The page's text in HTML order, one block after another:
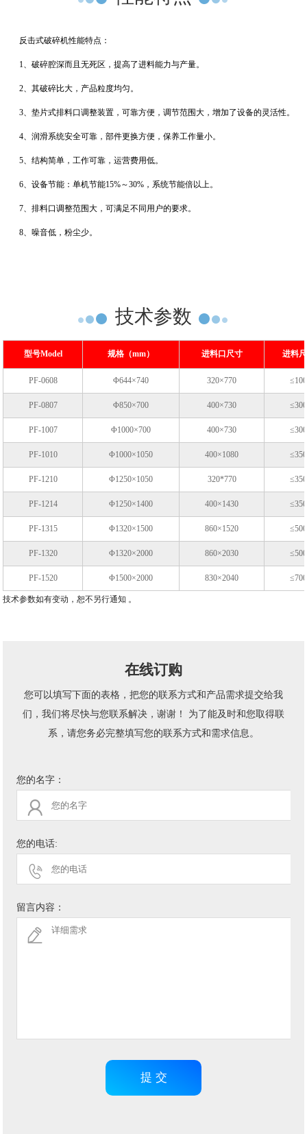
反击式破碎机性能特点：
1、破碎腔深而且无死区，提高了进料能力与产量。
2、其破碎比大，产品粒度均匀。
3、垫片式排料口调整装置，可靠方便，调节范围大，增加了设备的灵活性。
4、润滑系统安全可靠，部件更换方便，保养工作量小。
5、结构简单，工作可靠，运营费用低。
6、设备节能：单机节能15%～30%，系统节能倍以上。
7、排料口调整范围大，可满足不同用户的要求。
8、噪音低，粉尘少。
技术参数
型号Model 规格（mm） 进料口尺寸 进料
PF-0608 Φ644×740 320×770 ≤100
PF-0807 Φ850×700 400×730 ≤300
PF-1007 Φ1000×700 400×730 ≤300
PF-1010 Φ1000×1050 400×1080 ≤350
PF-1210 Φ1250×1050 320*770 ≤350
PF-1214 Φ1250×1400 400×1430 ≤350
PF-1315 Φ1320×1500 860×1520 ≤500
PF-1320 Φ1320×2000 860×2030 ≤500
PF-1520 Φ1500×2000 830×2040 ≤700
技术参数如有变动，恕不另行通知 。
在线订购
您可以填写下面的表格，把您的联系方式和产品需求提交给我
们，我们将尽快与您联系解决，谢谢！ 为了能及时和您取得联
系，请您务必完整填写您的联系方式和需求信息。
您的名字：
您的电话:
留言内容：
提 交